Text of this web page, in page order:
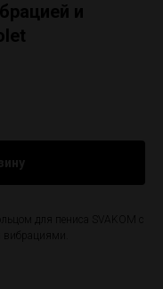
и
для пениса SVAKOM с